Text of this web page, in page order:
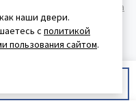
Политика
использования сайта
наши двери.
с политикой
пользования сайтом.